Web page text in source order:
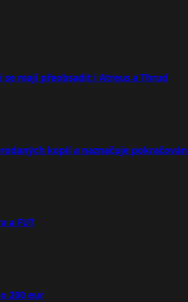
se mají přeobsadit i Atreus a Thrud
kopií a naznačuje
a FUT
200 eur